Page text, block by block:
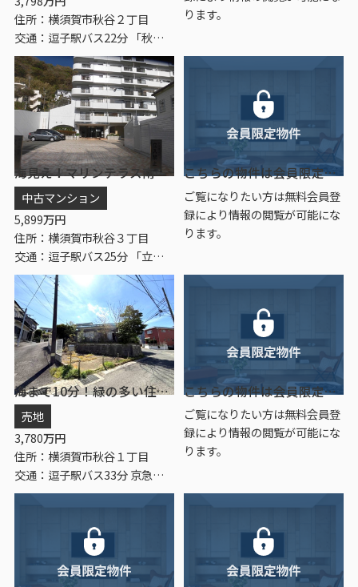
住所：横須賀市秋谷２丁目
交通：逗子駅バス22分 「秋谷」 停歩1分
ります。
海見え！マリンテラス南葉山 5階
中古マンション
5,899万円
住所：横須賀市秋谷３丁目
交通：逗子駅バス25分 「立石」 停歩1分
こちらの物件は会員限定物件です。
ご覧になりたい方は無料会員登
録により情報の閲覧が可能にな
ります。
海まで10分！緑の多い住宅街 スローライフ
売地
3,780万円
住所：横須賀市秋谷１丁目
交通：逗子駅バス33分 京急バス「前田橋（横須賀市）」 停歩3分
こちらの物件は会員限定物件です。
ご覧になりたい方は無料会員登
録により情報の閲覧が可能にな
ります。